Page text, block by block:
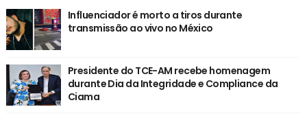
Influenciador é morto a tiros durante
transmissão ao vivo no México
Presidente do TCE-AM recebe homenagem
durante Dia da Integridade e Compliance da
Ciama